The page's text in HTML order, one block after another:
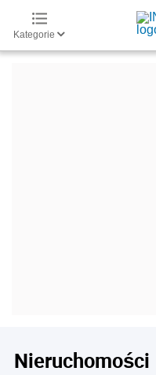
Kategorie
Nieruchomości